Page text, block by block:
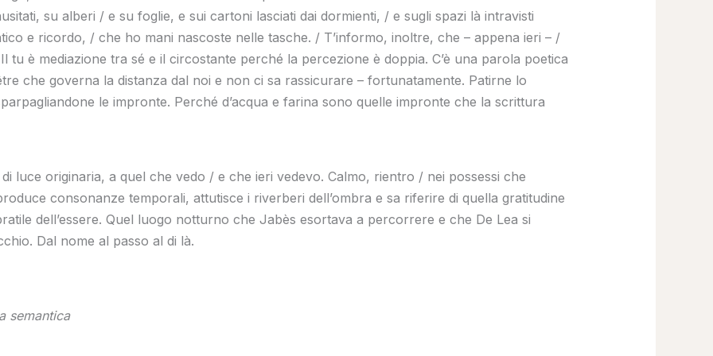
su alberi / e su foglie, e sui cartoni lasciati dai dormienti, / e sugli spazi là intravisti
e ricordo, / che ho mani nascoste nelle tasche. / T’informo, inoltre, che – appena ieri – /
è mediazione tra sé e il circostante perché la percezione è doppia. C’è una parola poetica
che governa la distanza dal noi e non ci sa rassicurare – fortunatamente. Patirne lo
le impronte. Perché d’acqua e farina sono quelle impronte che la scrittura
luce originaria, a quel che vedo / e che ieri vedevo. Calmo, rientro / nei possessi che
consonanze temporali, attutisce i riverberi dell’ombra e sa riferire di quella gratitudine
dell’essere. Quel luogo notturno che Jabès esortava a percorrere e che De Lea si
Dal nome al passo al di là.
semantica